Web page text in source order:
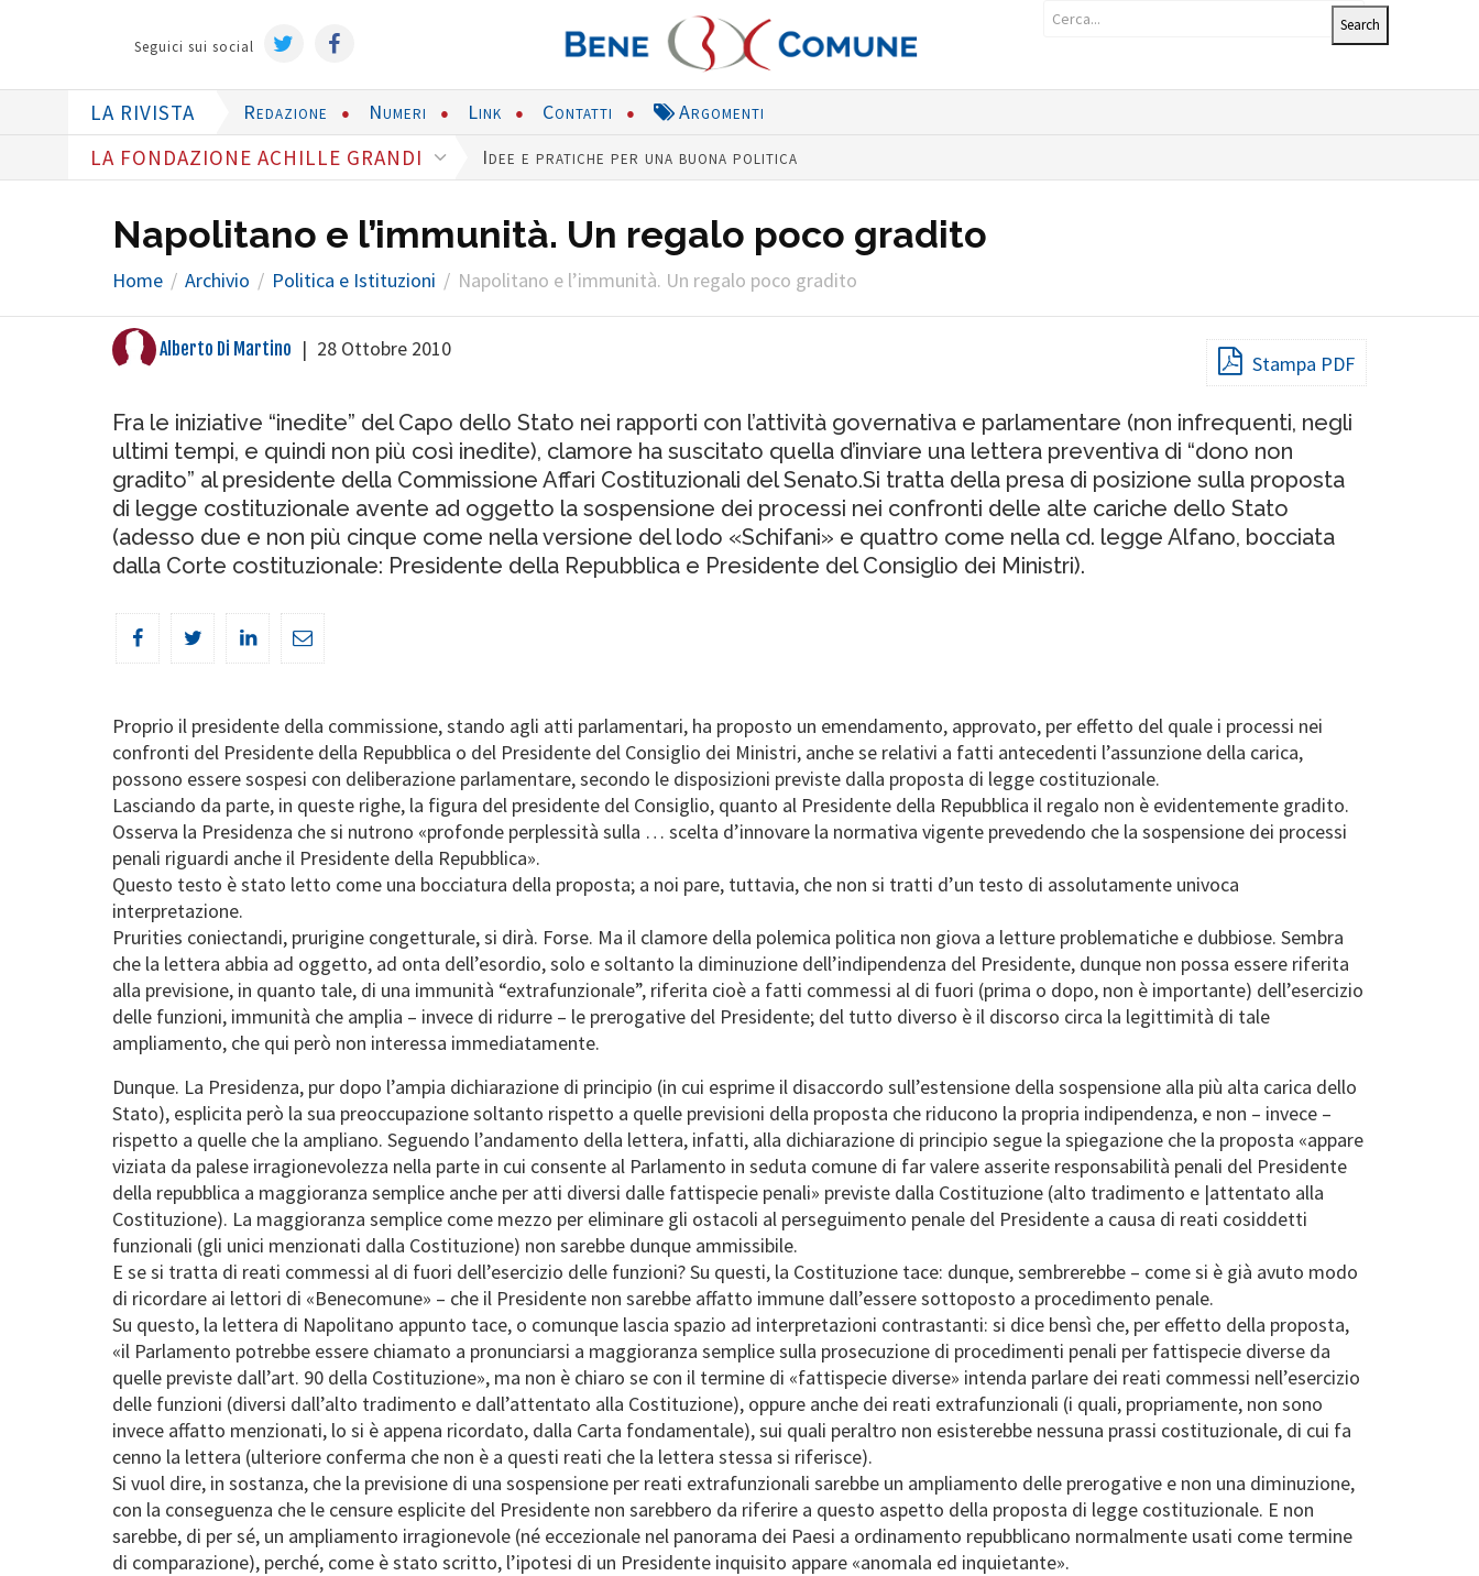
Seguici sui social
LA RIVISTA Redazione Numeri Link Contatti Argomenti
LA FONDAZIONE ACHILLE GRANDI Idee e pratiche per una buona politica
Napolitano e l’immunità. Un regalo poco gradito
Home Archivio Politica e Istituzioni Napolitano e l’immunità. Un regalo poco gradito
Alberto Di Martino | 28 Ottobre 2010
Stampa PDF
Fra le iniziative “inedite” del Capo dello Stato nei rapporti con l’attività governativa e parlamentare (non infrequenti, negli
ultimi tempi, e quindi non più così inedite), clamore ha suscitato quella d’inviare una lettera preventiva di “dono non
gradito” al presidente della Commissione Affari Costituzionali del Senato.Si tratta della presa di posizione sulla proposta
di legge costituzionale avente ad oggetto la sospensione dei processi nei confronti delle alte cariche dello Stato
(adesso due e non più cinque come nella versione del lodo «Schifani» e quattro come nella cd. legge Alfano, bocciata
dalla Corte costituzionale: Presidente della Repubblica e Presidente del Consiglio dei Ministri).
Proprio il presidente della commissione, stando agli atti parlamentari, ha proposto un emendamento, approvato, per effetto del quale i processi nei
confronti del Presidente della Repubblica o del Presidente del Consiglio dei Ministri, anche se relativi a fatti antecedenti l’assunzione della carica,
possono essere sospesi con deliberazione parlamentare, secondo le disposizioni previste dalla proposta di legge costituzionale.
Lasciando da parte, in queste righe, la figura del presidente del Consiglio, quanto al Presidente della Repubblica il regalo non è evidentemente gradito.
Osserva la Presidenza che si nutrono «profonde perplessità sulla … scelta d’innovare la normativa vigente prevedendo che la sospensione dei processi
penali riguardi anche il Presidente della Repubblica».
Questo testo è stato letto come una bocciatura della proposta; a noi pare, tuttavia, che non si tratti d’un testo di assolutamente univoca
interpretazione.
Prurities coniectandi, prurigine congetturale, si dirà. Forse. Ma il clamore della polemica politica non giova a letture problematiche e dubbiose. Sembra
che la lettera abbia ad oggetto, ad onta dell’esordio, solo e soltanto la diminuzione dell’indipendenza del Presidente, dunque non possa essere riferita
alla previsione, in quanto tale, di una immunità “extrafunzionale”, riferita cioè a fatti commessi al di fuori (prima o dopo, non è importante) dell’esercizio
delle funzioni, immunità che amplia – invece di ridurre – le prerogative del Presidente; del tutto diverso è il discorso circa la legittimità di tale
ampliamento, che qui però non interessa immediatamente.
Dunque. La Presidenza, pur dopo l’ampia dichiarazione di principio (in cui esprime il disaccordo sull’estensione della sospensione alla più alta carica dello
Stato), esplicita però la sua preoccupazione soltanto rispetto a quelle previsioni della proposta che riducono la propria indipendenza, e non – invece –
rispetto a quelle che la ampliano. Seguendo l’andamento della lettera, infatti, alla dichiarazione di principio segue la spiegazione che la proposta «appare
viziata da palese irragionevolezza nella parte in cui consente al Parlamento in seduta comune di far valere asserite responsabilità penali del Presidente
della repubblica a maggioranza semplice anche per atti diversi dalle fattispecie penali» previste dalla Costituzione (alto tradimento e |attentato alla
Costituzione). La maggioranza semplice come mezzo per eliminare gli ostacoli al perseguimento penale del Presidente a causa di reati cosiddetti
funzionali (gli unici menzionati dalla Costituzione) non sarebbe dunque ammissibile.
E se si tratta di reati commessi al di fuori dell’esercizio delle funzioni? Su questi, la Costituzione tace: dunque, sembrerebbe – come si è già avuto modo
di ricordare ai lettori di «Benecomune» – che il Presidente non sarebbe affatto immune dall’essere sottoposto a procedimento penale.
Su questo, la lettera di Napolitano appunto tace, o comunque lascia spazio ad interpretazioni contrastanti: si dice bensì che, per effetto della proposta,
«il Parlamento potrebbe essere chiamato a pronunciarsi a maggioranza semplice sulla prosecuzione di procedimenti penali per fattispecie diverse da
quelle previste dall’art. 90 della Costituzione», ma non è chiaro se con il termine di «fattispecie diverse» intenda parlare dei reati commessi nell’esercizio
delle funzioni (diversi dall’alto tradimento e dall’attentato alla Costituzione), oppure anche dei reati extrafunzionali (i quali, propriamente, non sono
invece affatto menzionati, lo si è appena ricordato, dalla Carta fondamentale), sui quali peraltro non esisterebbe nessuna prassi costituzionale, di cui fa
cenno la lettera (ulteriore conferma che non è a questi reati che la lettera stessa si riferisce).
Si vuol dire, in sostanza, che la previsione di una sospensione per reati extrafunzionali sarebbe un ampliamento delle prerogative e non una diminuzione,
con la conseguenza che le censure esplicite del Presidente non sarebbero da riferire a questo aspetto della proposta di legge costituzionale. E non
sarebbe, di per sé, un ampliamento irragionevole (né eccezionale nel panorama dei Paesi a ordinamento repubblicano normalmente usati come termine
di comparazione), perché, come è stato scritto, l’ipotesi di un Presidente inquisito appare «anomala ed inquietante».